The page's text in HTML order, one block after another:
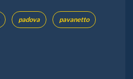
padova pavanetto